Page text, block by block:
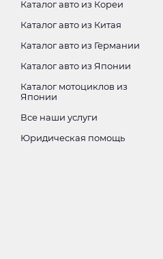
Каталог авто из Кореи
Каталог авто из Китая
Каталог авто из Германии
Каталог авто из Японии
Каталог мотоциклов из
Японии
Все наши услуги
Юридическая помощь